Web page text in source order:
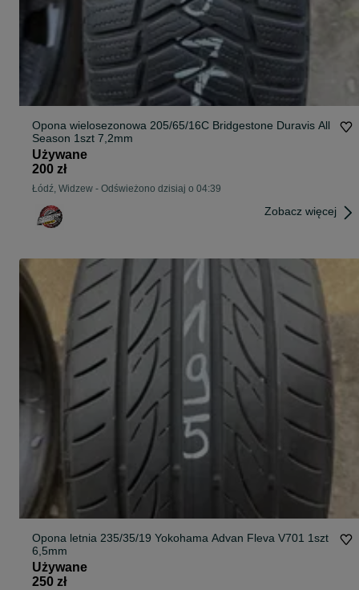
Opona wielosezonowa 205/65/16C Bridgestone Duravis All
Season 1szt 7,2mm
Używane
200 zł
Łódź, Widzew - Odświeżono dzisiaj o 04:39
Zobacz więcej
Opona letnia 235/35/19 Yokohama Advan Fleva V701 1szt
6,5mm
Używane
250 zł